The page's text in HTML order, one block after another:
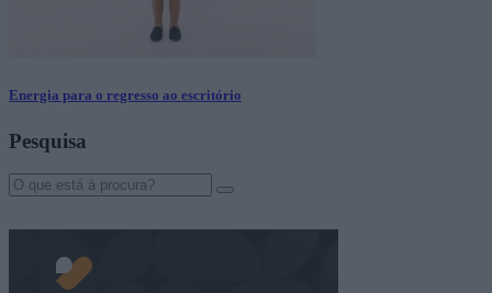
Energia para o regresso ao escritório
Pesquisa
Search
for: